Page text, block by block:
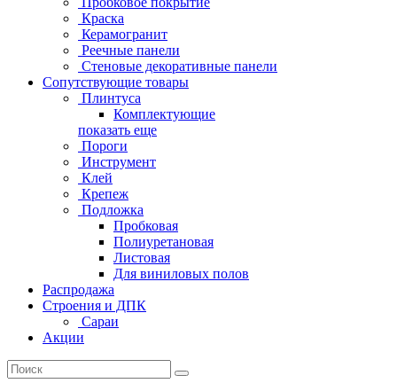
Краска
Керамогранит
Реечные панели
Стеновые декоративные панели
Сопутствующие товары
Плинтуса
Комплектующие
показать еще
Пороги
Инструмент
Клей
Крепеж
Подложка
Пробковая
Полиуретановая
Листовая
Для виниловых полов
Распродажа
Строения и ДПК
Сараи
Акции